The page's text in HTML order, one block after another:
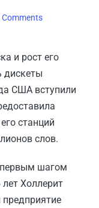
Comments
и рост его
дискеты
США вступили
станций
слов.
шагом
Холлерит
предприятие